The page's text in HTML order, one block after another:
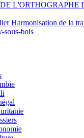
L'ORTHOGRAPHE
Harmonisation de la
sous-bois